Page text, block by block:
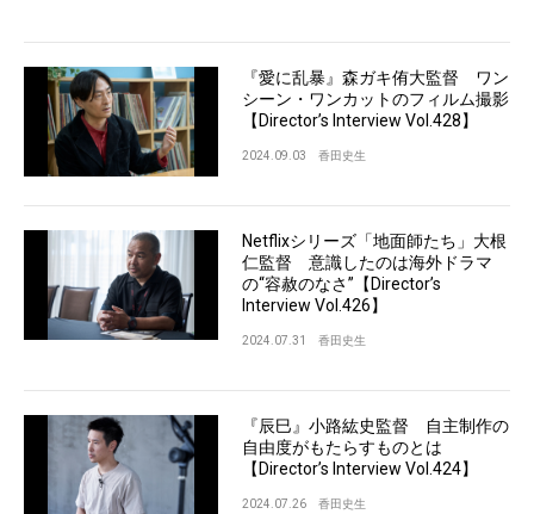
『愛に乱暴』森ガキ侑大監督 ワン
シーン・ワンカットのフィルム撮影
【Director’s Interview Vol.428】
2024.09.03 香田史生
Netflixシリーズ「地面師たち」大根
仁監督 意識したのは海外ドラマ
の“容赦のなさ”【Director’s
Interview Vol.426】
2024.07.31 香田史生
『辰巳』小路紘史監督 自主制作の
自由度がもたらすものとは
【Director’s Interview Vol.424】
2024.07.26 香田史生